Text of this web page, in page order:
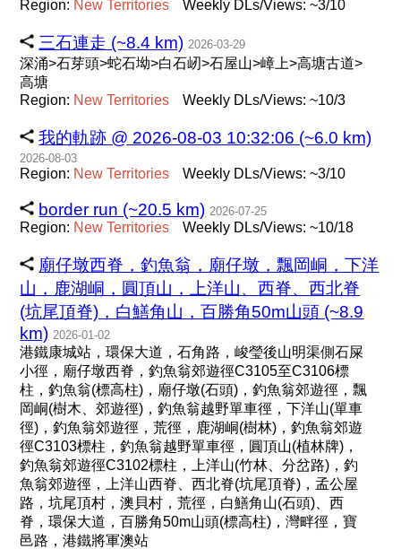
Region: New Territories Weekly DLs/Views: ~3/10
三石連走 (~8.4 km) 2026-03-29
深涌>石芽頭>蛇石坳>白石屻>石屋山>嶂上>高塘古道>
高塘
Region: New Territories Weekly DLs/Views: ~10/3
我的軌跡 @ 2026-08-03 10:32:06 (~6.0 km)
2026-08-03
Region: New Territories Weekly DLs/Views: ~3/10
border run (~20.5 km) 2026-07-25
Region: New Territories Weekly DLs/Views: ~10/18
廟仔墩西脊，釣魚翁，廟仔墩，飄岡峒，下洋
山，鹿湖峒，圓頂山，上洋山、西脊、西北脊
(坑尾頂脊)，白鱔角山，百勝角50m山頭 (~8.9
km) 2026-01-02
港鐵康城站，環保大道，石角路，峻瑩後山明渠側石屎
小徑，廟仔墩西脊，釣魚翁郊遊徑C3105至C3106標
柱，釣魚翁(標高柱)，廟仔墩(石頭)，釣魚翁郊遊徑，飄
岡峒(樹木、郊遊徑)，釣魚翁越野單車徑，下洋山(單車
徑)，釣魚翁郊遊徑，荒徑，鹿湖峒(樹林)，釣魚翁郊遊
徑C3103標柱，釣魚翁越野單車徑，圓頂山(植林牌)，
釣魚翁郊遊徑C3102標柱，上洋山(竹林、分岔路)，釣
魚翁郊遊徑，上洋山西脊、西北脊(坑尾頂脊)，孟公屋
路，坑尾頂村，澳貝村，荒徑，白鱔角山(石頭)、西
脊，環保大道，百勝角50m山頭(標高柱)，灣畔徑，寶
邑路，港鐵將軍澳站